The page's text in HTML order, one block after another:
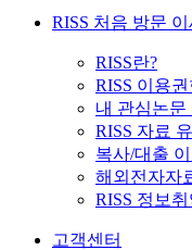
RISS 처음 방문
RISS란?
RISS 이용
내 관심논문
RISS 자료
복사/대출
해외전자자
RISS 정보
고객센터